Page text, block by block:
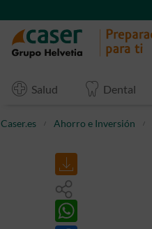
Salud Dental
Caser.es Ahorro e Inversión